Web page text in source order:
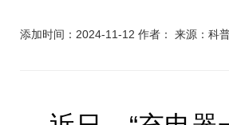
添加时间：2024-11-12 作者： 来源：科